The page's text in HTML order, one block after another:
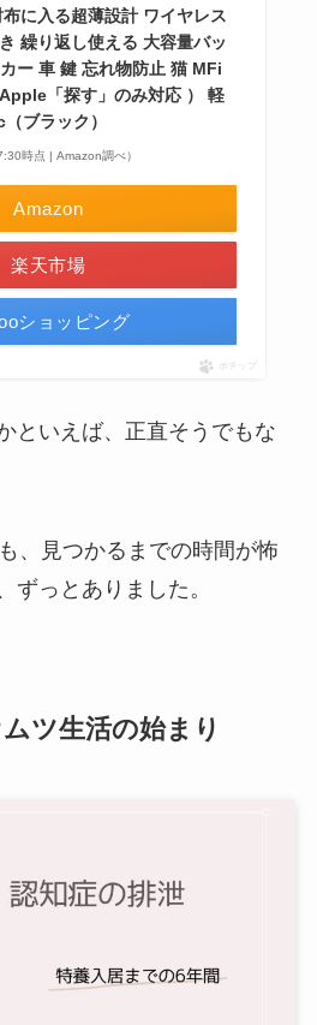
に入る超薄設計 ワイヤレス
繰り返し使える 大容量バッ
ー 車 鍵 忘れ物防止 猫 MFi
「探す」のみ対応 ） 軽
ブラック）
時点 | Amazon調べ）
Amazon
楽天市場
ショッピング
ポチップ
といえば、正直そうでもな
、見つかるまでの時間が怖
ずっとありました。
ツ生活の始まり